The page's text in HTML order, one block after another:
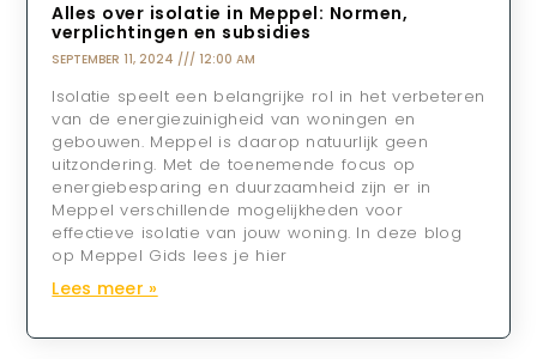
Alles over isolatie in Meppel: Normen,
verplichtingen en subsidies
SEPTEMBER 11, 2024 12:00 AM
Isolatie speelt een belangrijke rol in het verbeteren
van de energiezuinigheid van woningen en
gebouwen. Meppel is daarop natuurlijk geen
uitzondering. Met de toenemende focus op
energiebesparing en duurzaamheid zijn er in
Meppel verschillende mogelijkheden voor
effectieve isolatie van jouw woning. In deze blog
op Meppel Gids lees je hier
Lees meer »